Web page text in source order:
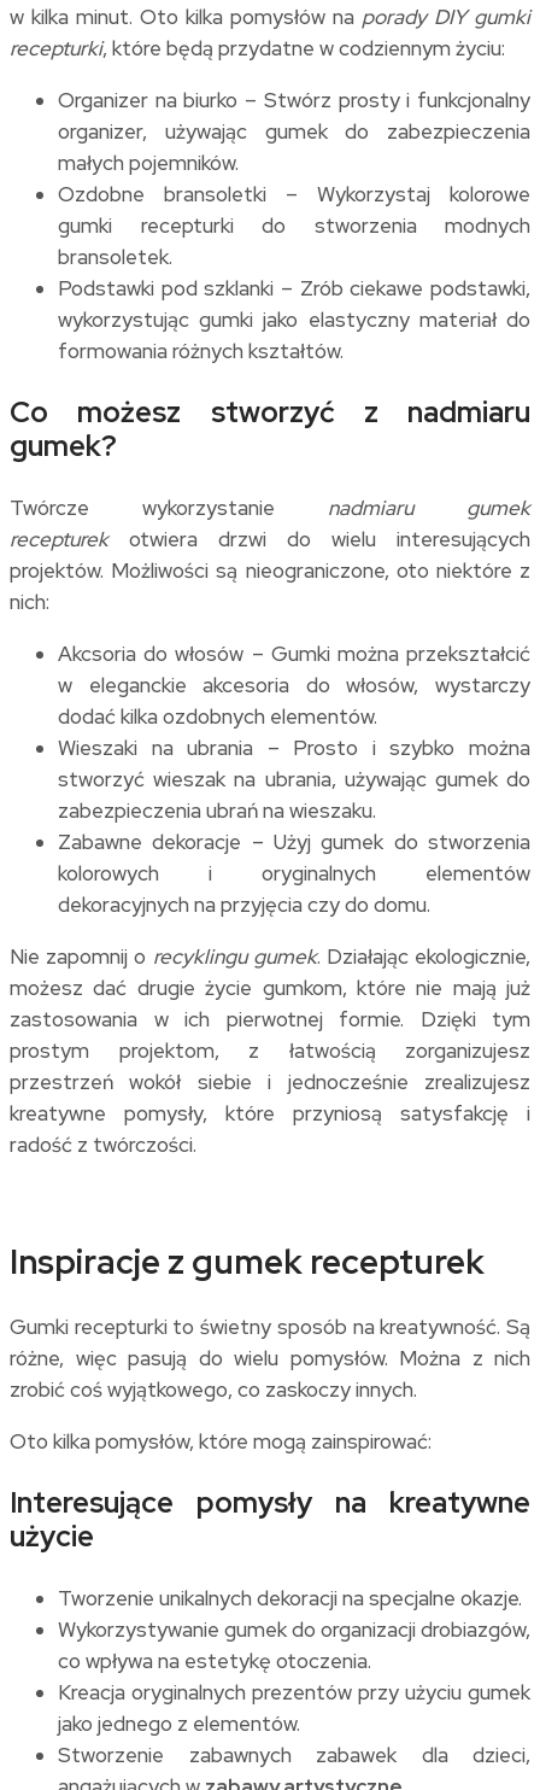
w kilka minut. Oto kilka pomysłów na porady DIY gumki
recepturki, które będą przydatne w codziennym życiu:
Organizer na biurko – Stwórz prosty i funkcjonalny
organizer, używając gumek do zabezpieczenia
małych pojemników.
Ozdobne bransoletki – Wykorzystaj kolorowe
gumki recepturki do stworzenia modnych
bransoletek.
Podstawki pod szklanki – Zrób ciekawe podstawki,
wykorzystując gumki jako elastyczny materiał do
formowania różnych kształtów.
Co możesz stworzyć z nadmiaru
gumek?
Twórcze wykorzystanie nadmiaru gumek
recepturekotwiera drzwi do wielu interesujących
projektów. Możliwości są nieograniczone, oto niektóre z
nich:
Akcsoria do włosów – Gumki można przekształcić
w eleganckie akcesoria do włosów, wystarczy
dodać kilka ozdobnych elementów.
Wieszaki na ubrania – Prosto i szybko można
stworzyć wieszak na ubrania, używając gumek do
zabezpieczenia ubrań na wieszaku.
Zabawne dekoracje – Użyj gumek do stworzenia
kolorowych i oryginalnych elementów
dekoracyjnych na przyjęcia czy do domu.
Nie zapomnij o recyklingu gumek. Działając ekologicznie,
możesz dać drugie życie gumkom, które nie mają już
zastosowania w ich pierwotnej formie. Dzięki tym
prostym projektom, z łatwością zorganizujesz
przestrzeń wokół siebie i jednocześnie zrealizujesz
kreatywne pomysły, które przyniosą satysfakcję i
radość z twórczości.
Inspiracje z gumek recepturek
Gumki recepturki to świetny sposób na kreatywność. Są
różne, więc pasują do wielu pomysłów. Można z nich
zrobić coś wyjątkowego, co zaskoczy innych.
Oto kilka pomysłów, które mogą zainspirować:
Interesujące pomysły na kreatywne
użycie
Tworzenie unikalnych dekoracji na specjalne okazje.
Wykorzystywanie gumek do organizacji drobiazgów,
co wpływa na estetykę otoczenia.
Kreacja oryginalnych prezentów przy użyciu gumek
jako jednego z elementów.
Stworzenie zabawnych zabawek dla dzieci,